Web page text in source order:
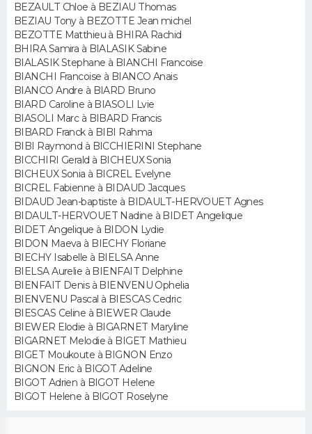
Mobiles
Meilleur smartphone
Internet
Ordinateurs
Jeux vidéo
Guide high-tech
+
BRICOLAGE
Forum
Aménagement intérieur
Extérieur
Cuisine
Salle de bains
Jardinage
Rangement
WEEK-END
Guides de France
Escapades
Patrimoine
Expositions
Musées
Week-end nature
+
LIFESTYLE
Art de vivre
Bien-être
Loisirs
Mode
Modes de vie
SANTE
Alimentation
Guide de la santé
Maladies
Médicaments
Sommeil
VOYAGE
Destinations
City break
Voyage nature
Voyage de noces
Forum
Climat
+
PHOTO
GUIDES D'ACHAT
BONS PLANS
CARTE DE VOEUX
Carte de Noël
Carte Bonne année
Carte Saint-Valentin
Carte Pâques
Carte d'anniversaire
DICTIONNAIRE
Dictionnaire
Biographies
Citations
Expressions
Proverbes
PROGRAMME TV
COPAINS D'AVANT
BEZAULT Chloe à BEZIAU Thomas
BEZIAU Tony à BEZOTTE Jean michel
BEZOTTE Matthieu à BHIRA Rachid
BHIRA Samira à BIALASIK Sabine
BIALASIK Stephane à BIANCHI Francoise
BIANCHI Francoise à BIANCO Anais
BIANCO Andre à BIARD Bruno
BIARD Caroline à BIASOLI Lvie
BIASOLI Marc à BIBARD Francis
BIBARD Franck à BIBI Rahma
BIBI Raymond à BICCHIERINI Stephane
BICCHIRI Gerald à BICHEUX Sonia
BICHEUX Sonia à BICREL Evelyne
BICREL Fabienne à BIDAUD Jacques
BIDAUD Jean-baptiste à BIDAULT-HERVOUET Agnes
BIDAULT-HERVOUET Nadine à BIDET Angelique
BIDET Angelique à BIDON Lydie
BIDON Maeva à BIECHY Floriane
BIECHY Isabelle à BIELSA Anne
BIELSA Aurelie à BIENFAIT Delphine
BIENFAIT Denis à BIENVENU Ophelia
BIENVENU Pascal à BIESCAS Cedric
BIESCAS Celine à BIEWER Claude
BIEWER Elodie à BIGARNET Maryline
BIGARNET Melodie à BIGET Mathieu
BIGET Moukoute à BIGNON Enzo
BIGNON Eric à BIGOT Adeline
BIGOT Adrien à BIGOT Helene
BIGOT Helene à BIGOT Roselyne